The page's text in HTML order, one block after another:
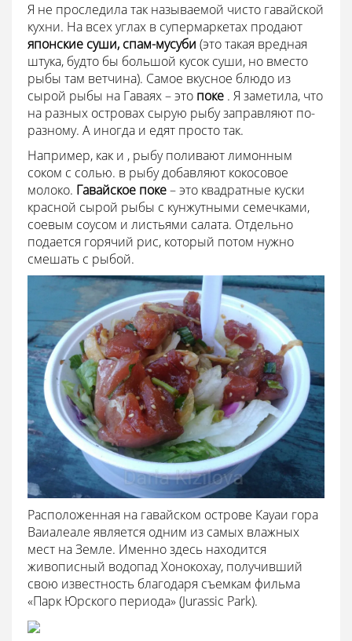
Я не проследила так называемой чисто гавайской
кухни. На всех углах в супермаркетах продают
японские суши, спам-мусуби (это такая вредная
штука, будто бы большой кусок суши, но вместо
рыбы там ветчина). Самое вкусное блюдо из
сырой рыбы на Гаваях – это поке . Я заметила, что
на разных островах сырую рыбу заправляют по-
разному. А иногда и едят просто так.
Например, как и , рыбу поливают лимонным
соком с солью. в рыбу добавляют кокосовое
молоко. Гавайское поке– это квадратные куски
красной сырой рыбы с кунжутными семечками,
соевым соусом и листьями салата. Отдельно
подается горячий рис, который потом нужно
смешать с рыбой.
Расположенная на гавайском острове Кауаи гора
Ваиалеале является одним из самых влажных
мест на Земле. Именно здесь находится
живописный водопад Хонокохау, получивший
свою известность благодаря съемкам фильма
«Парк Юрского периода» (Jurassic Park).